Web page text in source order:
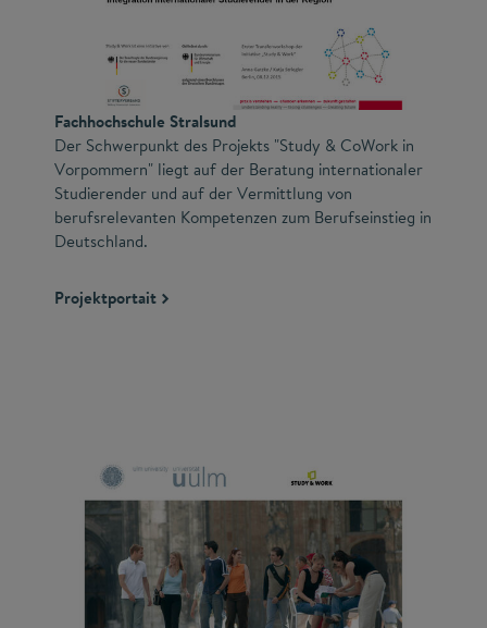
Fachhochschule Stralsund
Der Schwerpunkt des Projekts "Study & CoWork in
Vorpommern" liegt auf der Beratung internationaler
Studierender und auf der Vermittlung von
berufsrelevanten Kompetenzen zum Berufseinstieg in
Deutschland.
Projektportait